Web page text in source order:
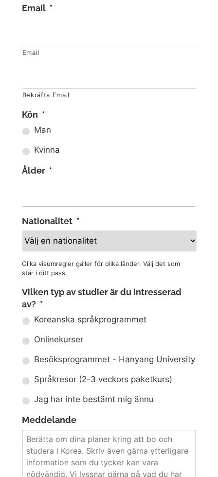
Email *
Email
Bekräfta Email
Kön *
Man
Kvinna
Ålder *
Nationalitet *
Olika visumregler gäller för olika länder. Välj det som
står i ditt pass.
Vilken typ av studier är du intresserad
av? *
Koreanska språkprogrammet
Onlinekurser
Besöksprogrammet - Hanyang University
Språkresor (2-3 veckors paketkurs)
Jag har inte bestämt mig ännu
Meddelande